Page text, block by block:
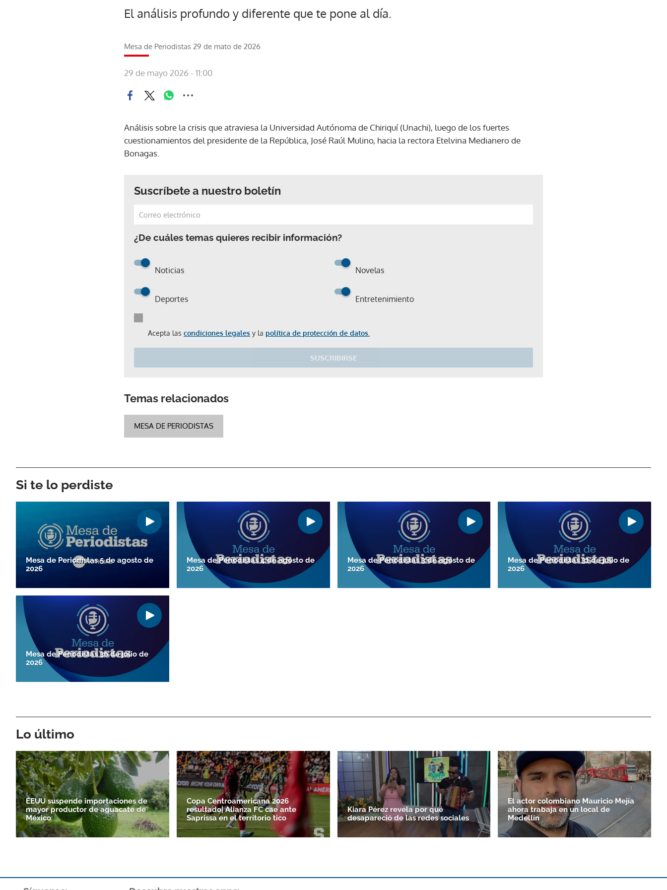
El análisis profundo y diferente que te pone al día.
Mesa de Periodistas 29 de mato de 2026
29 de mayo 2026 - 11:00
Análisis sobre la crisis que atraviesa la Universidad Autónoma de Chiriquí (Unachi), luego de los fuertes
cuestionamientos del presidente de la República, José Raúl Mulino, hacia la rectora Etelvina Medianero de
Bonagas.
Suscríbete a nuestro boletín
¿De cuáles temas quieres recibir información?
Noticias Novelas
Deportes Entretenimiento
Acepta las condiciones legales y la política de protección de datos.
SUSCRIBIRSE
Temas relacionados
MESA DE PERIODISTAS
Si te lo perdiste
Mesa de Periodistas 5 de agosto de
2026
Mesa de Periodistas 4 de agosto de
2026
Mesa de Periodistas 3 de agosto de
2026
Mesa de Periodistas 31 de julio de
2026
Mesa de Periodistas 30 de julio de
2026
Lo último
EEUU suspende importaciones de
mayor productor de aguacate de
México
Copa Centroamericana 2026
resultado| Alianza FC cae ante
Saprissa en el territorio tico
Kiara Pérez revela por qué
desapareció de las redes sociales
El actor colombiano Mauricio Mejía
ahora trabaja en un local de
Medellín